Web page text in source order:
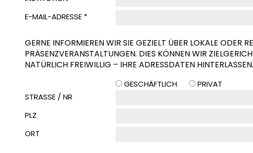
E-MAIL-ADRESSE *
GERNE INFORMIEREN WIR SIE GEZIELT ÜBER LOKALE ODER
PRÄSENZVERANSTALTUNGEN. DIES KÖNNEN WIR
NATÜRLICH FREIWILLIG – IHRE ADRESSDATEN HINTERLASSEN.
GESCHÄFTLICH
PRIVAT
STRASSE / NR
PLZ
ORT